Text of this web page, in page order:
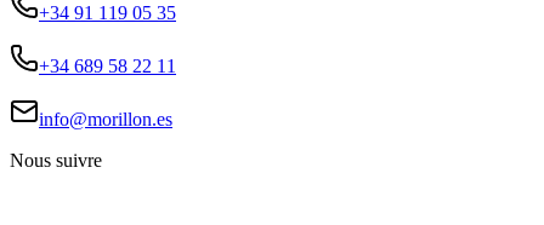
+34 91 119 05 35
+34 689 58 22 11
info@morillon.es
Nous suivre